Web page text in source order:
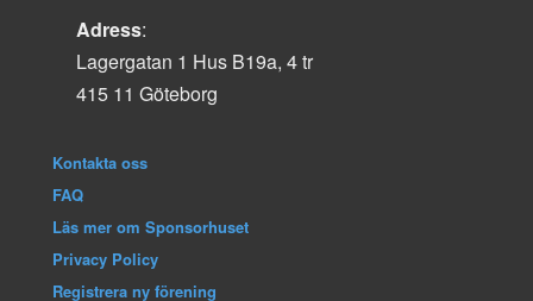
Adress:
Lagergatan 1 Hus B19a, 4 tr
415 11 Göteborg
Kontakta oss
FAQ
Läs mer om Sponsorhuset
Privacy Policy
Registrera ny förening